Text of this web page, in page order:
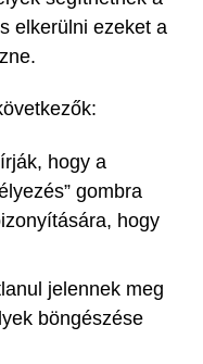
elkerülni ezeket a
hogy a
gombra
hogy
jelennek meg
böngészése